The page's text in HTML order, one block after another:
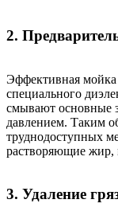
2.
Эффективная мойка
специального
смывают основные
давлением. Таким
труднодоступных
растворяющие жир,
3. Удаление